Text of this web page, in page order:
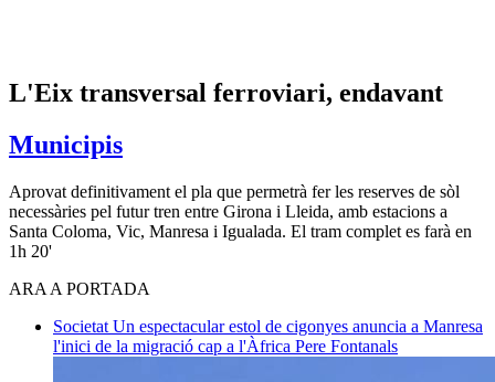
L'Eix transversal ferroviari, endavant
Municipis
Aprovat definitivament el pla que permetrà fer les reserves de sòl
necessàries pel futur tren entre Girona i Lleida, amb estacions a
Santa Coloma, Vic, Manresa i Igualada. El tram complet es farà en
1h 20'
ARA A PORTADA
Societat Un espectacular estol de cigonyes anuncia a Manresa
l'inici de la migració cap a l'Àfrica Pere Fontanals